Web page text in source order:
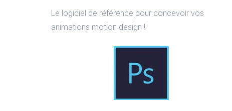
Le logiciel de référence pour concevoir vos
animations motion design !